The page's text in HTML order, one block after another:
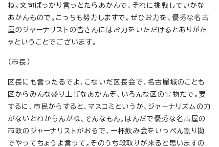
ね。文句ばっかり言っとたらあかんで、それに挑戦していかな
あかんもので。こっちも努力しますで。ぜひお力を、優秀な名古
屋のジャーナリストの皆さんにはお力をいただけるとありがた
ゃということでございます。
（市長）
区長にも言ったるでよ、こないだ区長会で、名古屋城のことも
区からみんな盛り上げなあかんぞ、いろんな区の宝物だで。要
するに、市民からすると、マスコミというか、ジャーナリズムの力
がないとわからんがね、そんなもん。ほんだで優秀な名古屋の
市政のジャーナリストがおるで、一杯飲み会をいっぺん割り勘
でやってちょうよ言って。そのうち段取りが来ると思いますの